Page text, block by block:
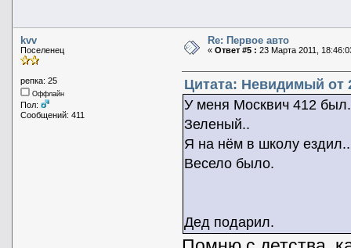
kvv
Поселенец
репка: 25
Оффлайн
Пол:
Сообщений: 411
Re: Первое авто
« Ответ #5 : 23 Марта 2011,
Цитата: Невидимый от
У меня Москвич 412 был.
Зеленый..
Я на нём в школу ездил..
Весело было.
Дед подарил.